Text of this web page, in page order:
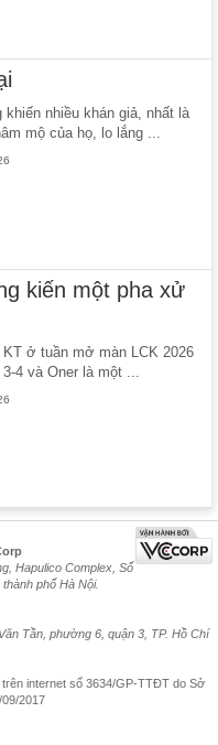
khiến nhiều khán giả, nhất là
mộ của họ, lo lắng ...
kiến một pha xử
KT ở tuần mở màn LCK 2026
3-4 và Oner là một ...
Hapulico Complex, Số
phố Hà Nội.
Tần, phường 6, quận 3, TP. Hồ Chí
internet số 3634/GP-TTĐT do Sở
2017